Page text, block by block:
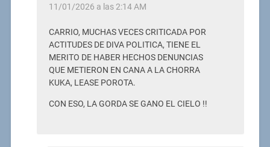
11/01/2026 a las 2:14 AM
CARRIO, MUCHAS VECES CRITICADA POR
ACTITUDES DE DIVA POLITICA, TIENE EL
MERITO DE HABER HECHOS DENUNCIAS
QUE METIERON EN CANA A LA CHORRA
KUKA, LEASE POROTA.
CON ESO, LA GORDA SE GANO EL CIELO !!